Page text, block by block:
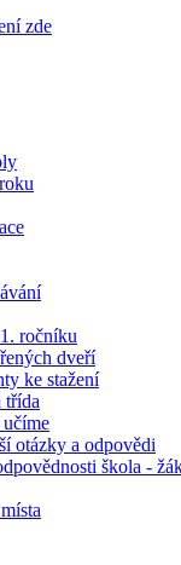
zde
ročníku
dveří
ke stažení
třída
učíme
otázky a odpovědi
škola -